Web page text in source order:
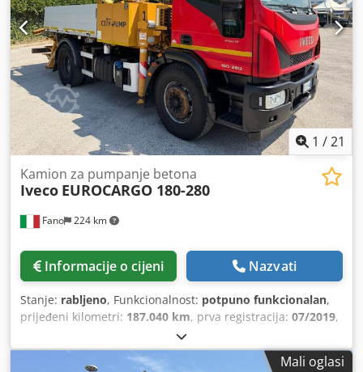
1 /21
Fano 224 km
Kamion za pumpanje betona
Iveco EUROCARGO 180-280
Informacije o cijeni Nazvati
Stanje: rabljeno, Funkcionalnost: potpuno funkcionalan,
prijeđeni kilometri: 187.040 km, prva registracija: 07/2019,
, Godina proizvodnje:
1.160 h,
Mali oglasi